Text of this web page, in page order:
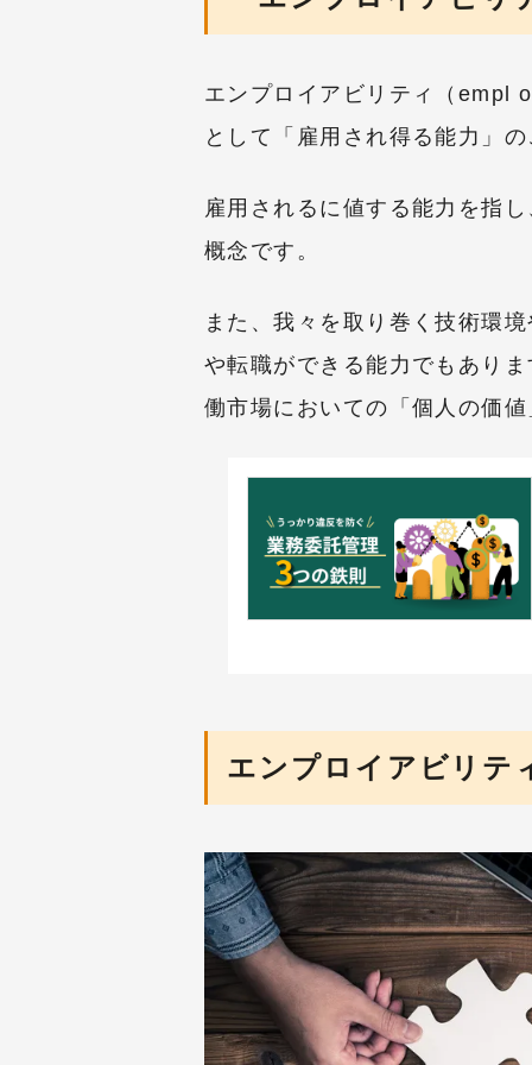
エンプロイアビリティ（empl
として「雇用され得る能力」
雇用されるに値する能力を指
概念です。
また、我々を取り巻く技術環
や転職ができる能力でもあり
働市場においての「個人の価
エンプロイアビリテ